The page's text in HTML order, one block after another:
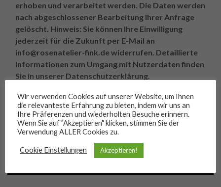
erhoben und verarbeitet werden. Die Daten werden
nach abgeschlossener Bearbeitung Ihrer Anfrage
gelöscht. Hinweis: Sie können Ihre Einwilligung
jederzeit für die Zukunft per E-Mail an
info@rosenatelier-fink.de widerrufen. Detaillierte
Informationen zum Umgang mit Nutzerdaten finden
Sie in unserer Datenschutzerklärung.
Unsere Datenschutzerklärung finden Sie hier:
Datenschutzerklärung
Wir verwenden Cookies auf unserer Website, um Ihnen
die relevanteste Erfahrung zu bieten, indem wir uns an
Ihre Präferenzen und wiederholten Besuche erinnern.
Wenn Sie auf "Akzeptieren" klicken, stimmen Sie der
Verwendung ALLER Cookies zu.
Cookie Einstellungen Akzeptieren!